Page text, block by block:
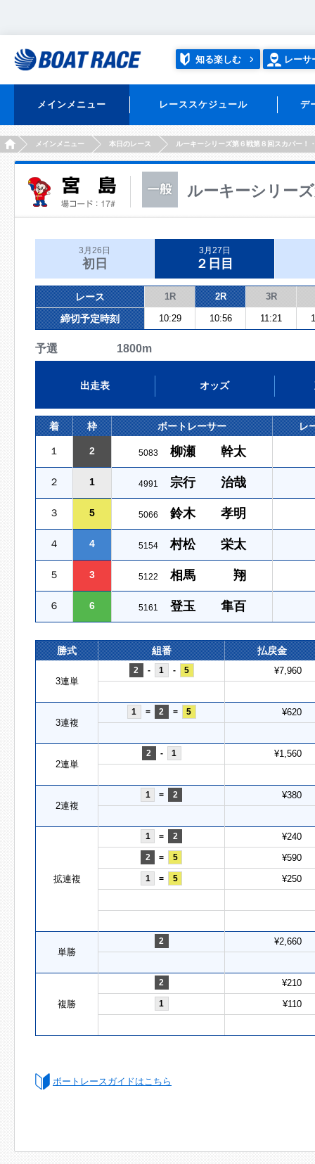
知る楽しむ レーサ
メインメニュー レーススケジュール デ
HOMEメインメニュー 本日のレース ルーキーシリーズ第６戦第８回スカパー！
ルーキーシリー
3月26日
初日
3月27日
２日目
レース 1R 2R 3R
締切予定時刻 10:29 10:56 11:21
予選 1800m
出走表 オッズ
着 枠 ボートレーサー レ
１ 2 5083 柳瀬 幹太
２ 1 4991 宗行 治哉
３ 5 5066 鈴木 孝明
４ 4 5154 村松 栄太
５ 3 5122 相馬 翔
６ 6 5161 登玉 隼百
勝式 組番 払戻金
3連単
2 - 1 - 5 ¥7,960
3連複
1 = 2 = 5 ¥620
2連単
2 - 1 ¥1,560
2連複
1 = 2 ¥380
拡連複
1 = 2 ¥240
2 = 5 ¥590
1 = 5 ¥250
単勝
2 ¥2,660
複勝
2 ¥210
1 ¥110
ボートレースガイドはこちら